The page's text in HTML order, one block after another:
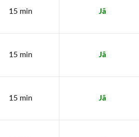
15 min Jā
15 min Jā
15 min Jā